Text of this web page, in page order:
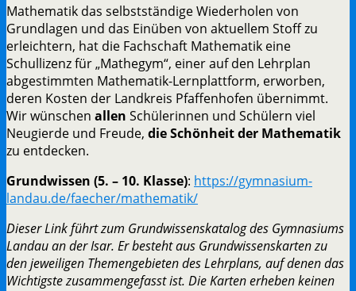
Mathematik das selbstständige Wiederholen von
Grundlagen und das Einüben von aktuellem Stoff zu
erleichtern, hat die Fachschaft Mathematik eine
Schullizenz für „Mathegym“, einer auf den Lehrplan
abgestimmten Mathematik-Lernplattform, erworben,
deren Kosten der Landkreis Pfaffenhofen übernimmt.
Wir wünschen allen Schülerinnen und Schülern viel
Neugierde und Freude, die Schönheit der Mathematik
zu entdecken.
Grundwissen (5. – 10. Klasse): https://gymnasium-
landau.de/faecher/mathematik/
Dieser Link führt zum Grundwissenskatalog des Gymnasiums
Landau an der Isar. Er besteht aus Grundwissenskarten zu
den jeweiligen Themengebieten des Lehrplans, auf denen das
Wichtigste zusammengefasst ist. Die Karten erheben keinen